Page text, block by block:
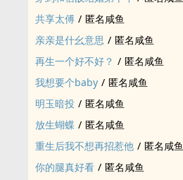
共享太傅 / 匿名咸鱼
亲亲是什幺意思 / 匿名咸鱼
再生一个好不好？ / 匿名咸鱼
我想要个baby / 匿名咸鱼
明玉暗投 / 匿名咸鱼
放生蝴蝶 / 匿名咸鱼
重生后我不想再招惹他 / 匿名咸鱼
你的腿真好看 / 匿名咸鱼